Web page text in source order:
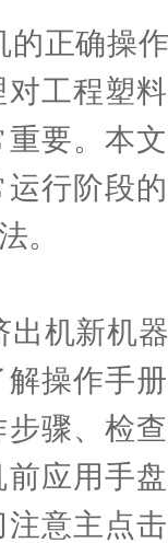
正确操
工程塑
要。本
行阶段
。
机新机
操作手
骤、检
应用手
意主点